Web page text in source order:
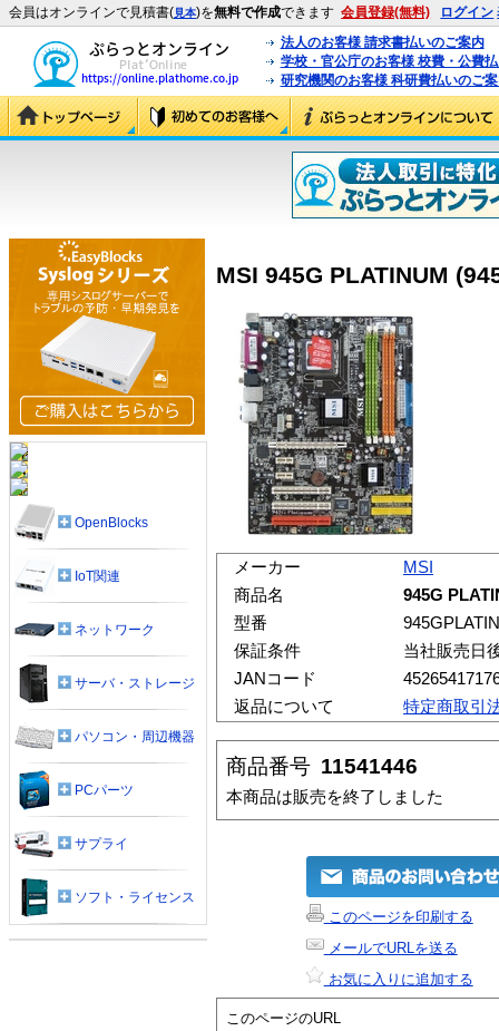
会員はオンラインで見積書(見本)を無料で作成できます 会員登録(無料) ログイン
法人のお客様 請求書払いのご案内
学校・官公庁のお客様 校費・公費
研究機関のお客様 科研費払いのご
MSI 945G PLATINUM
メーカー
MSI
商品名
945G
型番
保証条件
当社販売日
JANコード
返品について
特定商取引
商品番号 11541446
本商品は販売を終了しました
このページを印刷する
メールでURLを送る
お気に入りに追加する
このページのURL
OpenBlocks
IoT関連
ネットワーク
サーバ・ストレージ
パソコン・周辺機器
PCパーツ
サプライ
ソフト・ライセンス